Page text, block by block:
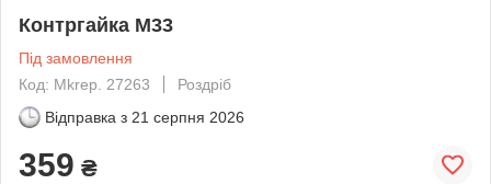
Контргайка М33
Під замовлення
Код: Mkrep. 27263
Роздріб
Відправка з 21 серпня 2026
359 ₴